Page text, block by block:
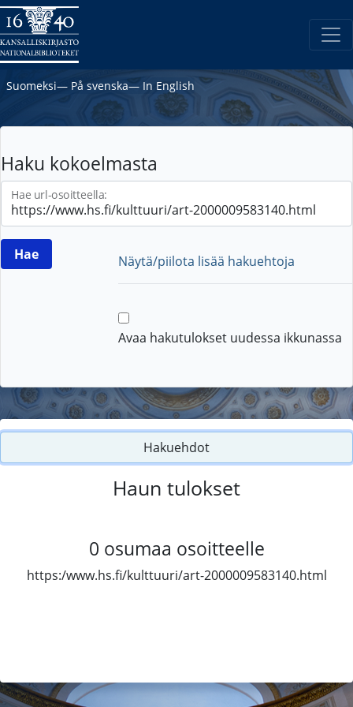
Suomeksi― På svenska― In English
Haku kokoelmasta
Hae url-osoitteella:
Näytä/piilota lisää hakuehtoja
Avaa hakutulokset uudessa ikkunassa
Hakuehdot
Haun tulokset
0 osumaa osoitteelle
https:/www.hs.fi/kulttuuri/art-2000009583140.html